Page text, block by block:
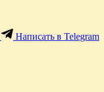
Написать в Telegram